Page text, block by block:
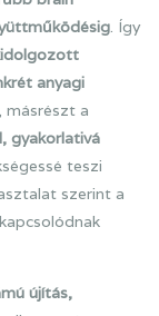
. Így
anyagi
másrészt a
gyakorlativá
teszi
szerint a
újítás,